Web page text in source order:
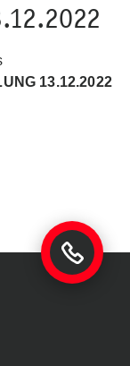
13.12.2022